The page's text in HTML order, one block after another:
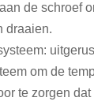
de schroef
draaien.
om de
te zorgen